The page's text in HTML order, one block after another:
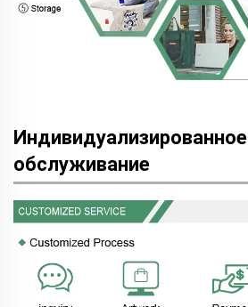
Индивидуализированное
обслуживание